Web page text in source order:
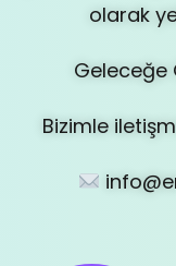
olarak
Geleceğe
Bizimle